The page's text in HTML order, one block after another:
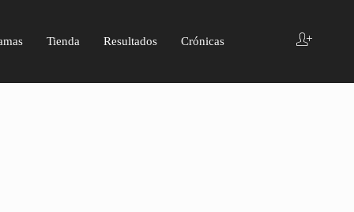
Tienda Resultados Crónicas